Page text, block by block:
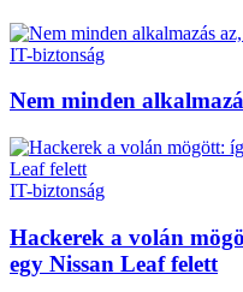
IT-biztonság
Nem minden
IT-biztonság
Hackerek a volán
egy Nissan Leaf felett